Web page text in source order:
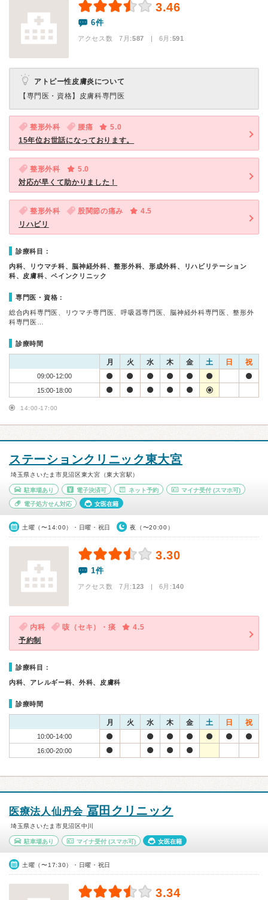
3.46
6件
アクセス数 7月:587 | 6月:591
アトピー性皮膚炎について
【専門医・資格】 皮膚科専門医
整形外科 腰痛
5.0
15年位お世話になっております。
整形外科
5.0
対応が早くて助かりました！
整形外科 股関節の痛み
4.5
リハビリ
診療科目：
内科、リウマチ科、脳神経外科、整形外科、形成外科、リハビリテーション
科、皮膚科、ペインクリニック
専門医・資格：
総合内科専門医、リウマチ専門医、呼吸器専門医、脳神経外科専門医、整形外
科専門医…
診療時間
月 火 水 木 金 土 日 祝
09:00-12:00
15:00-18:00
14:00-17:00
ステーションクリニック東大宮
埼玉県さいたま市見沼区東大宮（東大宮駅）
駐車場あり 電子決済可 ネット予約 マイナ受付 (スマホ可)
電子処方せん対応 女医在籍
土曜（〜14:00）・日曜・祝日 夜（〜20:00）
3.30
1件
アクセス数 7月:123 | 6月:140
内科 咳（セキ）・痰
4.5
予約制
診療科目：
内科、アレルギー科、外科、皮膚科
診療時間
月 火 水 木 金 土 日 祝
10:00-14:00
16:00-20:00
医療法人仙丹会 冨田クリニック
埼玉県さいたま市見沼区中川
駐車場あり マイナ受付(スマホ可) 女医在籍
土曜（〜17:30）・日曜・祝日
3.34